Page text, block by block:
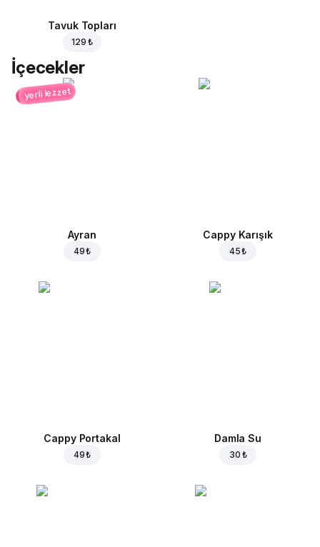
Tavuk Topları
129 ₺
İçecekler
yerli lezzet
Ayran
49 ₺
Cappy Karışık
45 ₺
Cappy Portakal
49 ₺
Damla Su
30 ₺